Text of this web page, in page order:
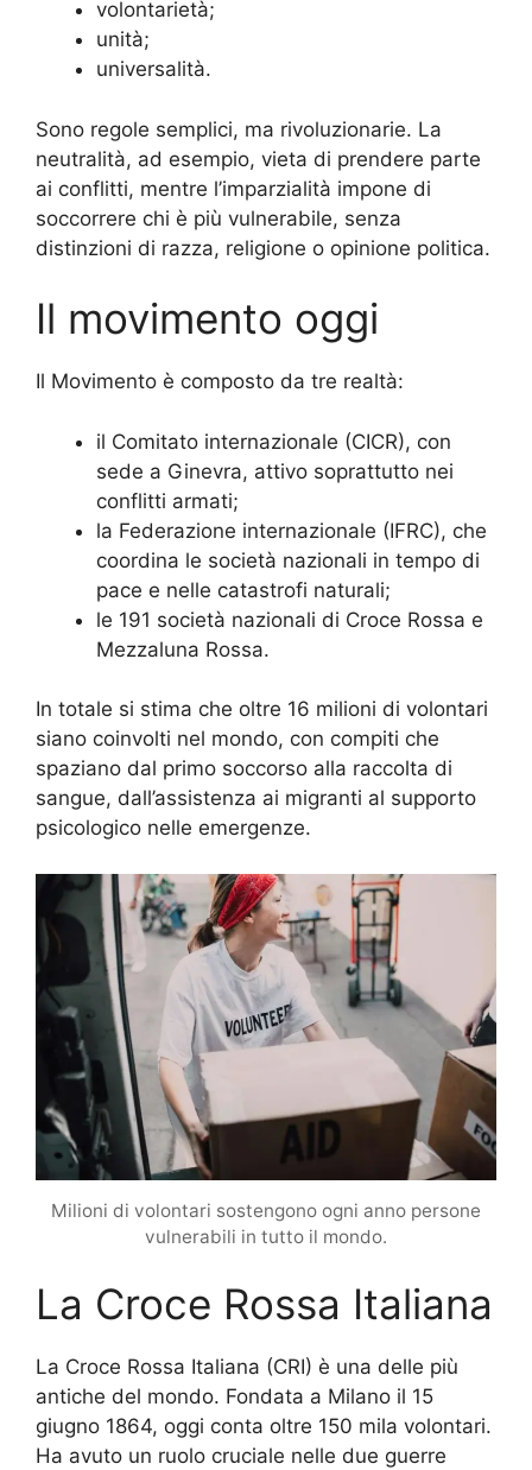
volontarietà;
unità;
universalità.
Sono regole semplici, ma rivoluzionarie. La
neutralità, ad esempio, vieta di prendere parte
ai conflitti, mentre l’imparzialità impone di
soccorrere chi è più vulnerabile, senza
distinzioni di razza, religione o opinione politica.
Il movimento oggi
Il Movimento è composto da tre realtà:
il Comitato internazionale (CICR), con
sede a Ginevra, attivo soprattutto nei
conflitti armati;
la Federazione internazionale (IFRC), che
coordina le società nazionali in tempo di
pace e nelle catastrofi naturali;
le 191 società nazionali di Croce Rossa e
Mezzaluna Rossa.
In totale si stima che oltre 16 milioni di volontari
siano coinvolti nel mondo, con compiti che
spaziano dal primo soccorso alla raccolta di
sangue, dall’assistenza ai migranti al supporto
psicologico nelle emergenze.
Milioni di volontari sostengono ogni anno persone
vulnerabili in tutto il mondo.
La Croce Rossa Italiana
La Croce Rossa Italiana (CRI) è una delle più
antiche del mondo. Fondata a Milano il 15
giugno 1864, oggi conta oltre 150 mila volontari.
Ha avuto un ruolo cruciale nelle due guerre